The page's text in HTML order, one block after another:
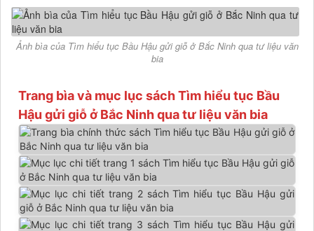
Ảnh bìa của Tìm hiểu tục Bầu Hậu gửi giỗ ở Bắc Ninh qua tư liệu văn
bia
Trang bìa và mục lục sách Tìm hiểu tục Bầu
Hậu gửi giỗ ở Bắc Ninh qua tư liệu văn bia